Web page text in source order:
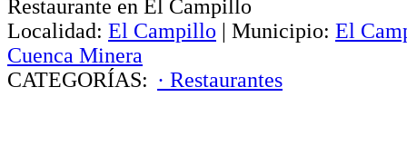
Restaurante en El Campillo
Localidad: El Campillo | Municipio: El
Cuenca Minera
CATEGORÍAS: · Restaurantes